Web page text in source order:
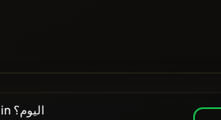
كيف تشعر بشأن Aetherius Infinite Chain اليوم؟